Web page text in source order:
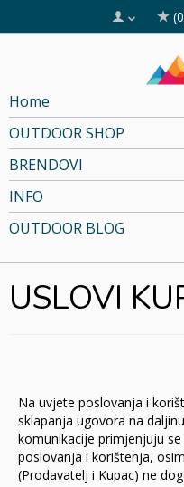
Home
OUTDOOR SHOP
BRENDOVI
INFO
OUTDOOR BLOG
USLOVI
Na uvjete poslovanja i
sklapanja ugovora na
komunikacije primjenjuju
poslovanja i korištenja,
(Prodavatelj i Kupac) ne